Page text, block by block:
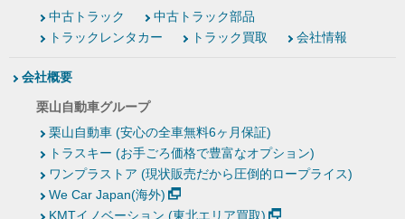
中古トラック
中古トラック部品
トラックレンタカー
トラック買取 会社情報
会社概要
栗山自動車グループ
栗山自動車 (安心の全車無料6ヶ月保証)
トラスキー (お手ごろ価格で豊富なオプション)
ワンプラストア (現状販売だから圧倒的ロープライス)
We Car Japan(海外)
KMTイノベーション (東北エリア買取)